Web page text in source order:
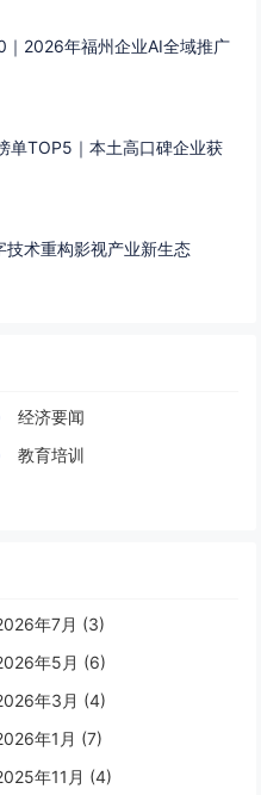
｜2026年福州企业AI全域推广
单TOP5｜本土高口碑企业获
技术重构影视产业新生态
经济要闻
教育培训
年7月 (3)
年5月 (6)
年3月 (4)
年1月 (7)
年11月 (4)